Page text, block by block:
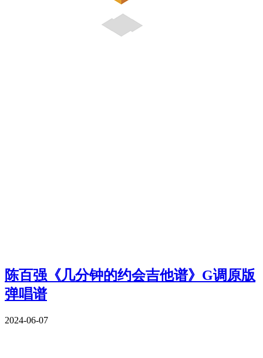
陈百强《几分钟的约会吉他谱》G调原版
弹唱谱
2024-06-07